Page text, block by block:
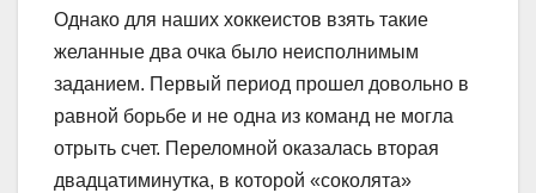
Однако для наших хоккеистов взять такие
желанные два очка было неисполнимым
заданием. Первый период прошел довольно в
равной борьбе и не одна из команд не могла
отрыть счет. Переломной оказалась вторая
двадцатиминутка, в которой «соколята»